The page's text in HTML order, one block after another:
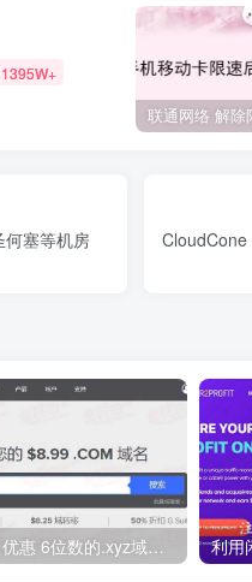
1395W+
塞等机房
便宜域名优惠 6位数的.xyz域名 注册10年 仅需5.89美元折33元！